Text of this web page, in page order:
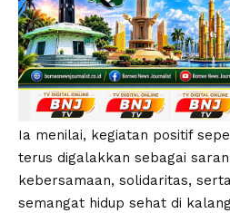
Ia menilai, kegiatan positif
terus digalakkan sebagai
kebersamaan, solidaritas,
semangat hidup sehat di